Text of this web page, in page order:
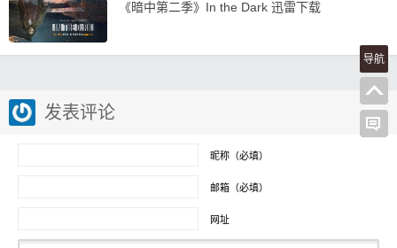
《暗中第二季》In the Dark 迅雷下载
发表评论
昵称（必填）
邮箱（必填）
网址
导航